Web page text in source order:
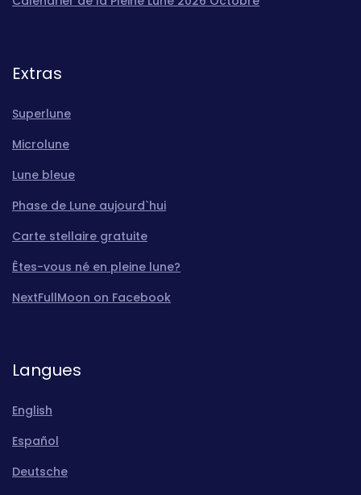
Extras
Superlune
Microlune
Lune bleue
Phase de Lune aujourd`hui
Carte stellaire gratuite
Êtes-vous né en pleine lune?
NextFullMoon on Facebook
Langues
English
Español
Deutsche